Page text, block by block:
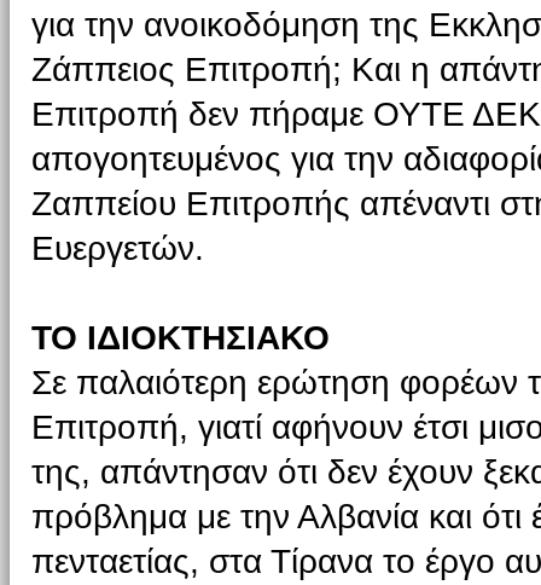
για την ανοικοδόμηση της
Ζάππειος Επιτροπή; Και η
Επιτροπή δεν πήραμε ΟΥΤΕ
απογοητευμένος για την
Ζαππείου Επιτροπής απέναντι
Ευεργετών.
ΤΟ ΙΔΙΟΚΤΗΣΙΑΚΟ
Σε παλαιότερη ερώτηση φορέων
Επιτροπή, γιατί αφήνουν έτσι
της, απάντησαν ότι δεν έχουν
πρόβλημα με την Αλβανία και
πενταετίας, στα Τίρανα το έργο